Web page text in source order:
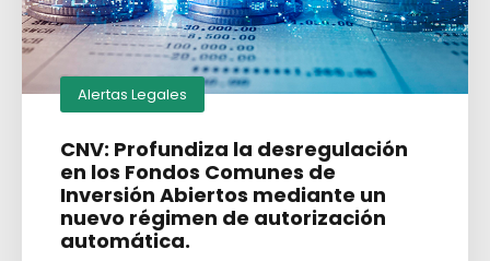
Alertas Legales
CNV: Profundiza la desregulación
en los Fondos Comunes de
Inversión Abiertos mediante un
nuevo régimen de autorización
automática.